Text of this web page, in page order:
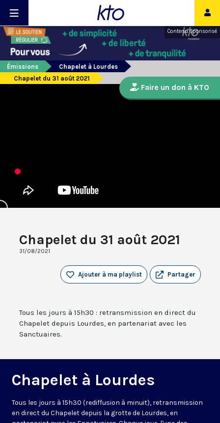
Contenu sponsorisé
Émissions
Chapelet à Lourdes
Chapelet du 31 août 2021
Chapelet du 31 août 2021
31/08/2021
Partager
Ajouter à ma playlist
Tous les jours à 15h30 : retransmission en direct du
Chapelet depuis Lourdes, en partenariat avec les
Sanctuaires.
Chapelet à Lourdes
Tous les jours à 15h30 (rediffusion à minuit), retransmission
en direct du Chapelet depuis la grotte de Lourdes, en
Faire un don à KTO